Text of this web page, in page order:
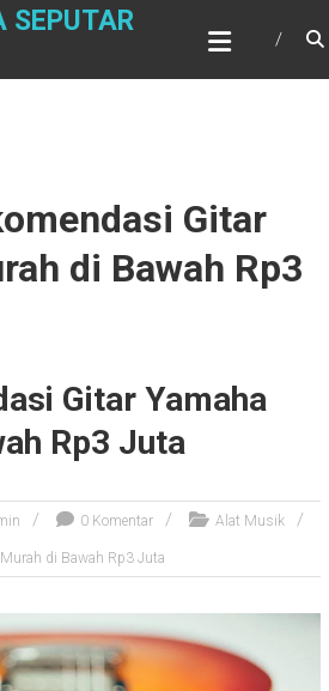
SEPUTAR
Gitar
di Bawah Rp3
Gitar Yamaha
Rp3 Juta
0 Komentar Alat Musik
di Bawah Rp3 Juta